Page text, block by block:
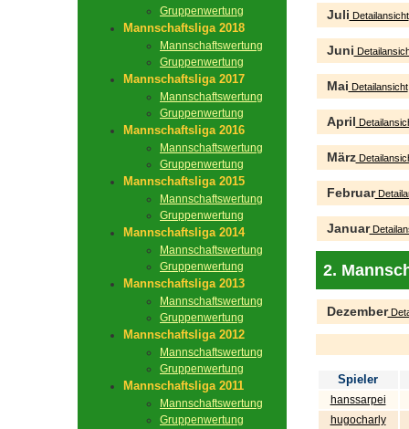
Gruppenwertung
Mannschaftsliga 2018
Mannschaftswertung
Gruppenwertung
Mannschaftsliga 2017
Mannschaftswertung
Gruppenwertung
Mannschaftsliga 2016
Mannschaftswertung
Gruppenwertung
Mannschaftsliga 2015
Mannschaftswertung
Gruppenwertung
Mannschaftsliga 2014
Mannschaftswertung
Gruppenwertung
Mannschaftsliga 2013
Mannschaftswertung
Gruppenwertung
Mannschaftsliga 2012
Mannschaftswertung
Gruppenwertung
Mannschaftsliga 2011
Mannschaftswertung
Gruppenwertung
Juli Detailansicht
Juni
Mai Detailansicht
April
März
Februar
Januar
2.
Dezember
Spieler
hanssarpei
hugocharly